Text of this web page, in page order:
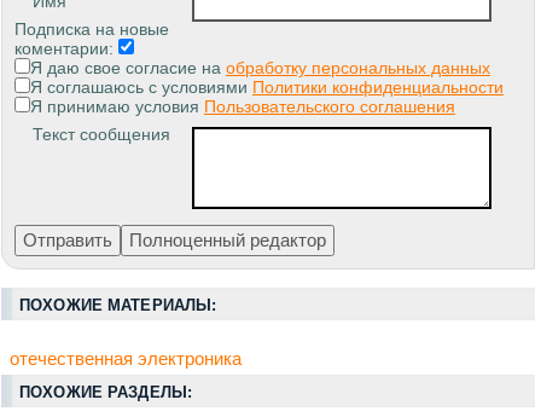
Подписка на новые
коментарии:
Я даю свое согласие на обработку персональных данных
Я соглашаюсь с условиями Политики конфиденциальности
Я принимаю условия Пользовательского соглашения
Текст сообщения
ПОХОЖИЕ МАТЕРИАЛЫ:
отечественная электроника
ПОХОЖИЕ РАЗДЕЛЫ: